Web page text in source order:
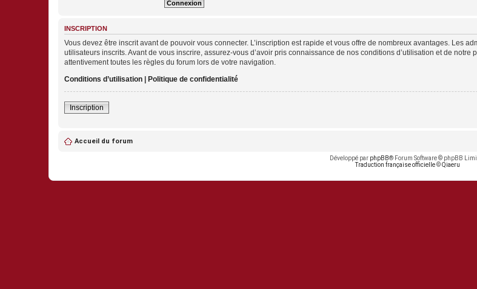
INSCRIPTION
Vous devez être inscrit avant de pouvoir vous connecter. L’inscription est rapide et vous offre de nombreux avantages. Les
utilisateurs inscrits. Avant de vous inscrire, assurez-vous d’avoir pris connaissance de nos conditions d’utilisation et de
attentivement toutes les règles du forum lors de votre navigation.
Conditions d’utilisation | Politique de confidentialité
Inscription
Accueil du forum
Développé par phpBB® Forum Software © phpBB
Traduction française officielle©Qiaeru